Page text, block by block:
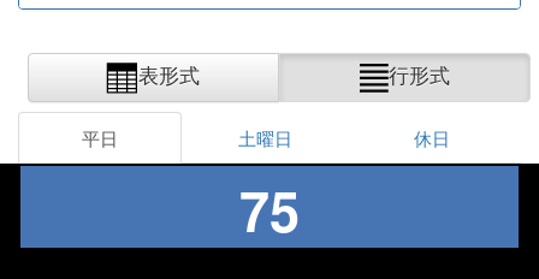
表形式 行形式
平日 土曜日 休日
75